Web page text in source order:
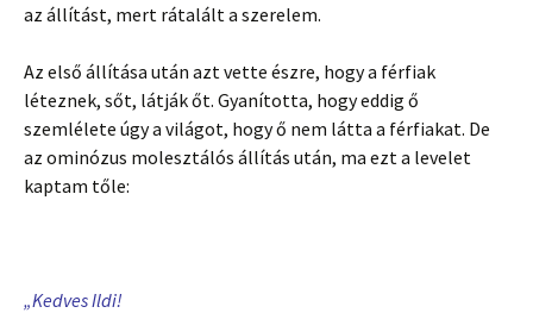
az állítást, mert rátalált a szerelem.
Az első állítása után azt vette észre, hogy a férfiak
léteznek, sőt, látják őt. Gyanította, hogy eddig ő
szemlélete úgy a világot, hogy ő nem látta a férfiakat. De
az ominózus molesztálós állítás után, ma ezt a levelet
kaptam tőle:
„Kedves Ildi!